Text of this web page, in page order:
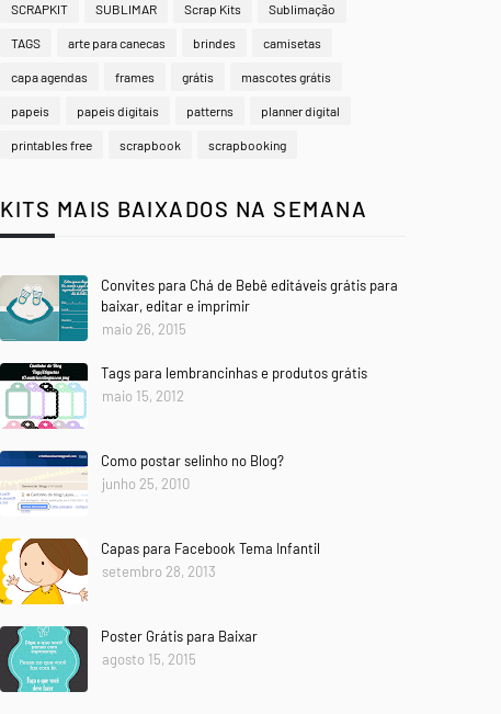
SCRAPKIT SUBLIMAR Scrap Kits Sublimação
TAGS arte para canecas brindes camisetas
capa agendas frames grátis mascotes grátis
papeis papeis digitais patterns planner digital
printables free scrapbook scrapbooking
KITS MAIS BAIXADOS NA SEMANA
Convites para Chá de Bebê editáveis grátis para
baixar, editar e imprimir
maio 26, 2015
Tags para lembrancinhas e produtos grátis
maio 15, 2012
Como postar selinho no Blog?
junho 25, 2010
Capas para Facebook Tema Infantil
setembro 28, 2013
Poster Grátis para Baixar
agosto 15, 2015